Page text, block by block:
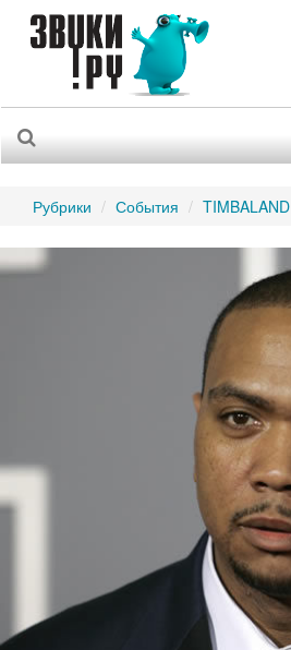
Рубрики События TIMBALAND